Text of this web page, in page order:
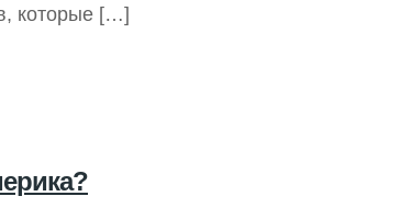
которые […]